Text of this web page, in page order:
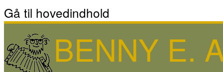
Gå til hovedindhold
BENNY E.